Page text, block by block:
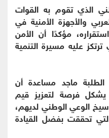
الذي تقوم به القوات
والأجهزة الأمنية في
مؤكدًا أن الأمن
عليه مسيرة التنمية
ماجد مساعدة أن
يشكل فرصة لتعزيز قيم
الوعي الوطني لديهم،
تحققت بفضل القيادة